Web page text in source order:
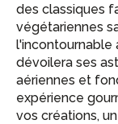
des classiques
végétariennes
l'incontournable
dévoilera ses
aériennes et
expérience
vos créations,